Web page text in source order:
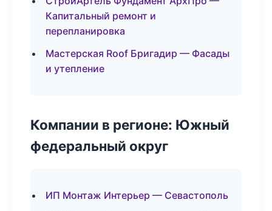
Капитальный ремонт и
перепланировка
Мастерская Roof Бригадир — Фасады
и утепление
Компании в регионе: Южный
федеральный округ
ИП Монтаж Интерьер — Севастополь